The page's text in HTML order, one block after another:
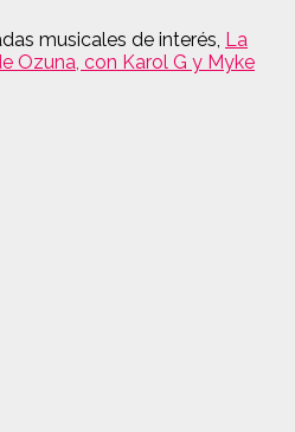
musicales de interés, La
Ozuna, con Karol G y Myke